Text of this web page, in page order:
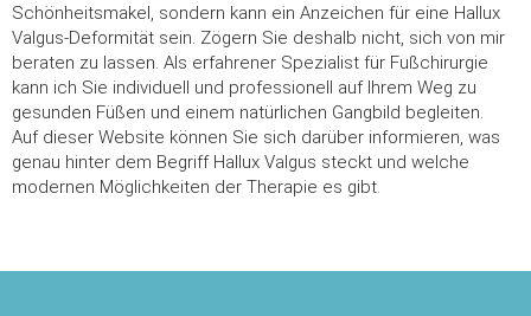
Schönheitsmakel, sondern kann ein Anzeichen für eine Hallux
Valgus-Deformität sein. Zögern Sie deshalb nicht, sich von mir
beraten zu lassen. Als erfahrener Spezialist für Fußchirurgie
kann ich Sie individuell und professionell auf Ihrem Weg zu
gesunden Füßen und einem natürlichen Gangbild begleiten.
Auf dieser Website können Sie sich darüber informieren, was
genau hinter dem Begriff Hallux Valgus steckt und welche
modernen Möglichkeiten der Therapie es gibt.